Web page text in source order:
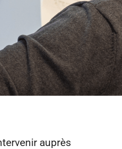
auprès